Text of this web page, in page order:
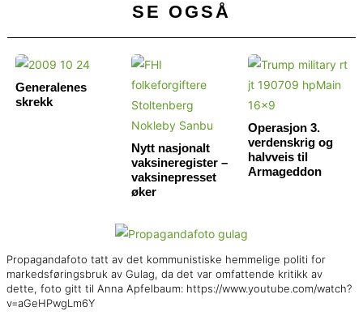
SE OGSÅ
Generalenes
skrekk
Nytt nasjonalt
vaksineregister –
vaksinepresset
øker
Operasjon 3.
verdenskrig og
halvveis til
Armageddon
Propagandafoto tatt av det kommunistiske hemmelige politi for
markedsføringsbruk av Gulag, da det var omfattende kritikk av
dette, foto gitt til Anna Apfelbaum: https://www.youtube.com/watch?
v=aGeHPwgLm6Y